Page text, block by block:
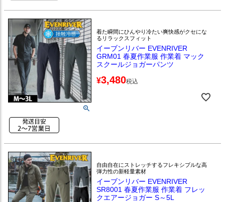
着た瞬間にひんやり冷たい爽快感がクセにな
るリラックスフィット
イーブンリバー EVENRIVER
GRM01 春夏作業服 作業着 マック
スクールジョガーパンツ
¥3,480税込
自由自在にストレッチするフレキシブルな高
弾力性の新軽量素材
イーブンリバー EVENRIVER
SR8001 春夏作業服 作業着 フレッ
クエアージョガー S～5L